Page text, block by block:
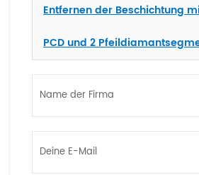
Entfernen der Beschichtung
PCD und 2